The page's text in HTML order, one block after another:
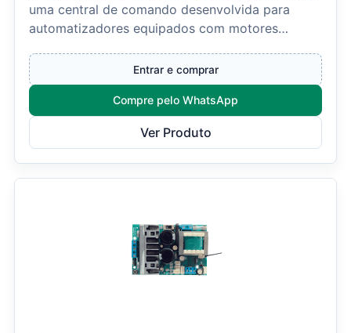
uma central de comando desenvolvida para
automatizadores equipados com motores
Entrar e comprar
Compre pelo WhatsApp
Ver Produto